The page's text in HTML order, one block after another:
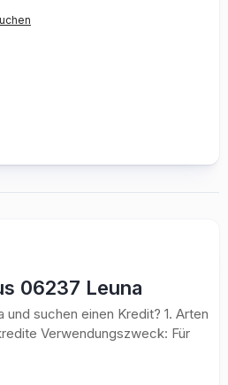
06237 Leuna
und suchen einen Kredit? 1. Arten
Verwendungszweck: Für